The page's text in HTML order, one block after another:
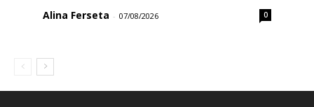
Alina Ferseta - 07/08/2026 0